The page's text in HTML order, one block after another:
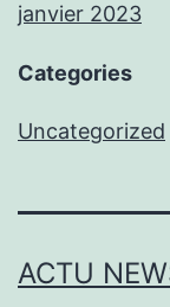
janvier 2023
Categories
Uncategorized
ACTU